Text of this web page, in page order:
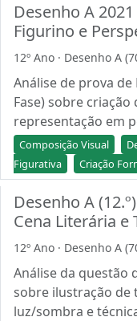
Desenho A
Figurino e
12º Ano · Desenho A
Análise de prova de
Fase) sobre
representação em
Composição Visual
Figurativa
Criação
Desenho A
Cena Literária e
12º Ano · Desenho A
Análise da questão
sobre ilustração de
luz/sombra e